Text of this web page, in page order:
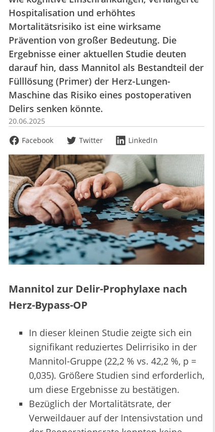
Hospitalisation und erhöhtes
Mortalitätsrisiko ist eine wirksame
Prävention von großer Bedeutung. Die
Ergebnisse einer aktuellen Studie deuten
darauf hin, dass Mannitol als Bestandteil der
Fülllösung (Primer) der Herz-Lungen-
Maschine das Risiko eines postoperativen
Delirs senken könnte.
20.06.2025
Facebook
Twitter LinkedIn
Mannitol zur Delir-Prophylaxe nach
Herz-Bypass-OP
In dieser kleinen Studie zeigte sich ein
signifikant reduziertes Delirrisiko in der
Mannitol-Gruppe (22,2 % vs. 42,2 %, p =
0,035). Größere Studien sind erforderlich,
um diese Ergebnisse zu bestätigen.
Bezüglich der Mortalitätsrate, der
Verweildauer auf der Intensivstation und